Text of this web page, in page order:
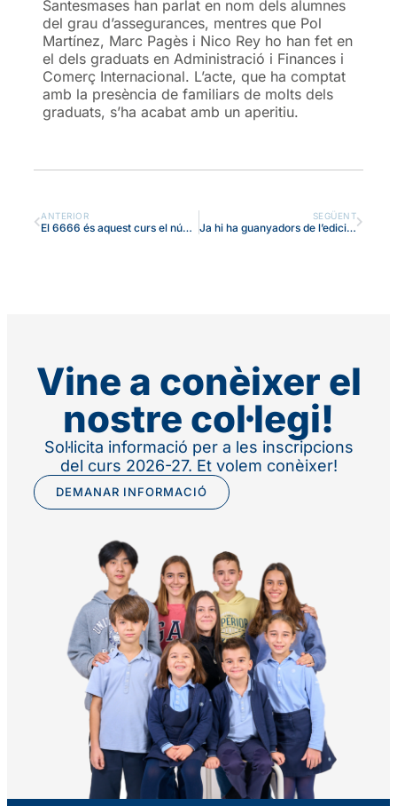
Santesmases han parlat en nom dels alumnes
del grau d’assegurances, mentres que Pol
Martínez, Marc Pagès i Nico Rey ho han fet en
el dels graduats en Administració i Finances i
Comerç Internacional. L’acte, que ha comptat
amb la presència de familiars de molts dels
graduats, s’ha acabat amb un aperitiu.
ANTERIOR
El 6666 és aquest curs el número de desempat per a la preinscripció de Batxillerat
SEGÜENT
Ja hi ha guanyadors de l’edició d’enguany del concurs Badaciència del col·legi
Vine a conèixer el
nostre col·legi!
Sol·licita informació per a les inscripcions
del curs 2026-27. Et volem conèixer!
DEMANAR INFORMACIÓ